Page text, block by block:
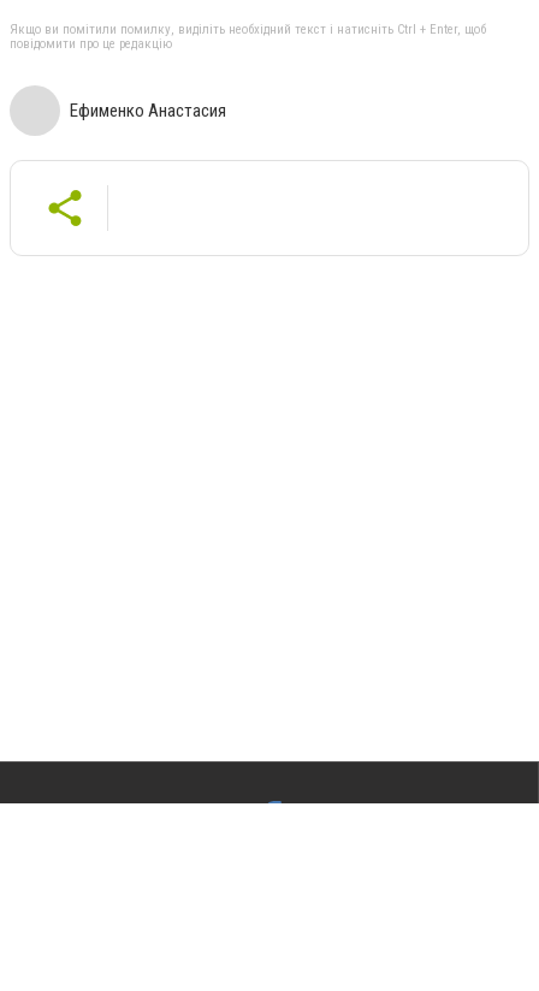
Якщо ви помітили помилку, виділіть необхідний текст і натисніть Ctrl + Enter, щоб
повідомити про це редакцію
Ефименко Анастасия